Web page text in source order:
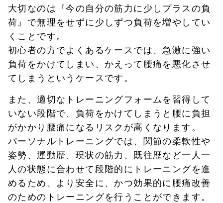
大切なのは『今の自分の筋力に少しプラスの負
荷』で無理をせずに少しずつ負荷を増やしてい
くことです。
初心者の方でよくあるケースでは、急激に強い
負荷をかけてしまい、かえって腰痛を悪化させ
てしまうというケースです。
また、適切なトレーニングフォームを習得して
いない段階で、負荷をかけてしまうと腰に負担
がかかり腰痛になるリスクが高くなります。
パーソナルトレーニングでは、関節の柔軟性や
姿勢、運動歴、現状の筋力、既往歴など一人一
人の状態に合わせて段階的にトレーニングを進
めるため、より安全に、かつ効果的に腰痛改善
のためのトレーニングを行うことができます。